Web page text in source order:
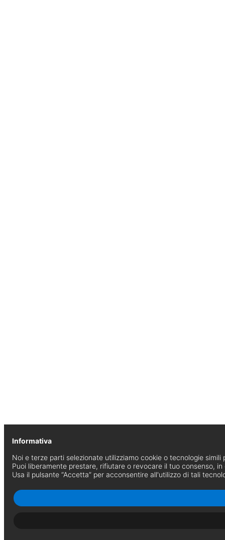
Informativa
Noi e terze parti selezionate utilizziamo cookie o tecnologie
Puoi liberamente prestare, rifiutare o revocare il tuo consenso, in
Usa il pulsante “Accetta” per acconsentire all'utilizzo di tali